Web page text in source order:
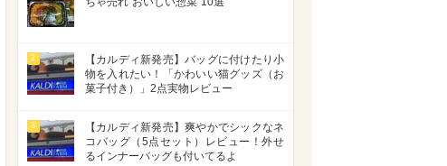
2
【カルディ新発売】バッグに付けたり小
物を入れたい！「かわいい猫グッズ（お
菓子付き）」2点実物レビュー
3
【カルディ新発売】爽やかでシックなネ
コバッグ（5点セット）レビュー！外せ
るインナーバッグも付いてるよ